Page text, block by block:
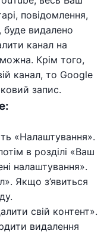
повідомлення,
буде видалено
канал на
Крім того,
канал, то Google
запис.
«Налаштування».
в розділі «Ваш
налаштування».
Якщо з’явиться
свій контент».
видалення